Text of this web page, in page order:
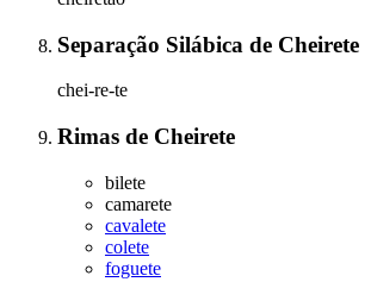
Separação Silábica de Cheirete
chei-re-te
Rimas de Cheirete
bilete
camarete
cavalete
colete
foguete